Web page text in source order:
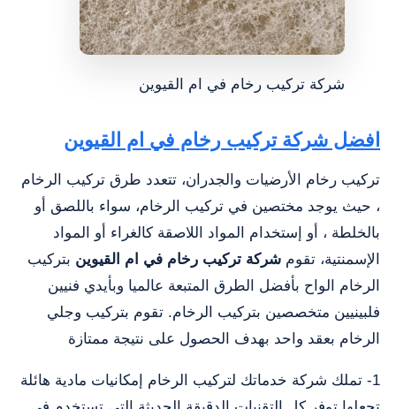
شركة تركيب رخام في ام القيوين
افضل شركة تركيب رخام في ام القيوين
تركيب رخام الأرضيات والجدران، تتعدد طرق تركيب الرخام
، حيث يوجد مختصين في تركيب الرخام، سواء باللصق أو
بالخلطة ، أو إستخدام المواد اللاصقة كالغراء أو المواد
الإسمنتية، تقوم شركة تركيب رخام في ام القيوين بتركيب
الرخام الواح بأفضل الطرق المتبعة عالميا وبأيدي فنيين
فلبينيين متخصصين بتركيب الرخام. تقوم بتركيب وجلي
الرخام بعقد واحد بهدف الحصول على نتيجة ممتازة
1- تملك شركة خدماتك لتركيب الرخام إمكانيات مادية هائلة